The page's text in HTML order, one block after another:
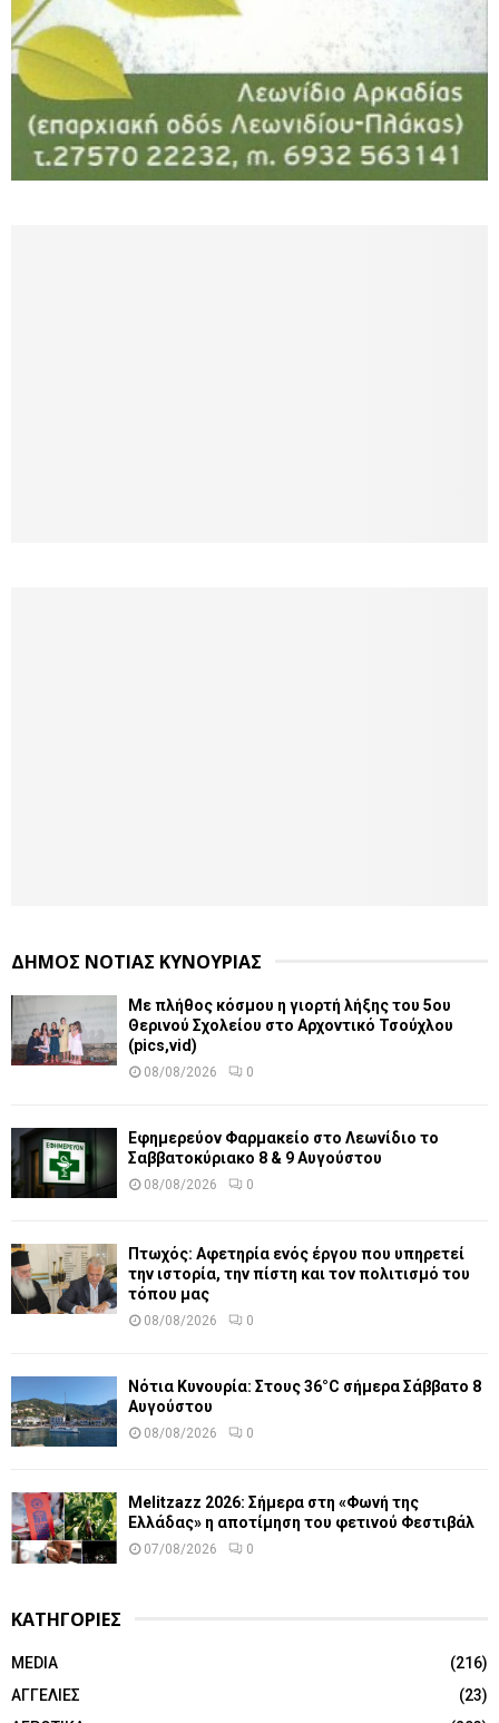
ΔΗΜΟΣ ΝΟΤΙΑΣ ΚΥΝΟΥΡΙΑΣ
Με πλήθος κόσμου η γιορτή λήξης του 5ου
Θερινού Σχολείου στο Αρχοντικό Τσούχλου
(pics,vid)
08/08/2026 0
Εφημερεύον Φαρμακείο στο Λεωνίδιο το
Σαββατοκύριακο 8 & 9 Αυγούστου
08/08/2026 0
Πτωχός: Αφετηρία ενός έργου που υπηρετεί
την ιστορία, την πίστη και τον πολιτισμό του
τόπου μας
08/08/2026 0
Νότια Κυνουρία: Στους 36°C σήμερα Σάββατο 8
Αυγούστου
08/08/2026 0
Melitzazz 2026: Σήμερα στη «Φωνή της
Ελλάδας» η αποτίμηση του φετινού Φεστιβάλ
07/08/2026 0
ΚΑΤΗΓΟΡΙΕΣ
MEDIA
(216)
ΑΓΓΕΛΙΕΣ
(23)